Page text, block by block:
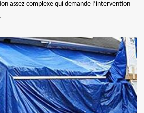
assez complexe qui demande l’intervention